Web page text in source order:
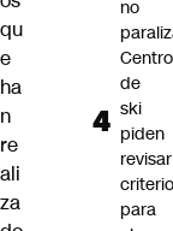
qu
e
ha
n
re
ali
za
no
de
ski
piden
revisar
para